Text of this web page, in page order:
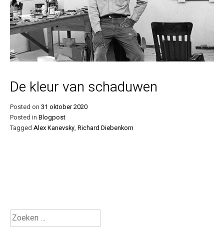
De kleur van schaduwen
Posted on 31 oktober 2020
Posted in Blogpost
Tagged Alex Kanevsky, Richard Diebenkorn